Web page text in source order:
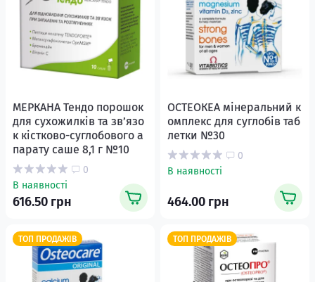
МЕРКАНА Тендо порошок
для сухожилків та зв’язо
к кістково-суглобового а
парату саше 8,1 г №10
0
В наявності
616.50 грн
ОСТЕОКЕА мінеральний к
омплекс для суглобів таб
летки №30
0
В наявності
464.00 грн
ТОП ПРОДАЖІВ ТОП ПРОДАЖІВ